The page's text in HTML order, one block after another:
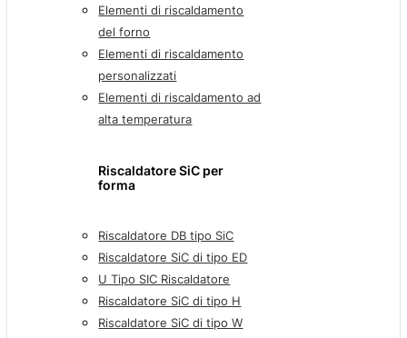
Elementi di riscaldamento
del forno
Elementi di riscaldamento
personalizzati
Elementi di riscaldamento ad
alta temperatura
Riscaldatore SiC per
forma
Riscaldatore DB tipo SiC
Riscaldatore SiC di tipo ED
U Tipo SIC Riscaldatore
Riscaldatore SiC di tipo H
Riscaldatore SiC di tipo W